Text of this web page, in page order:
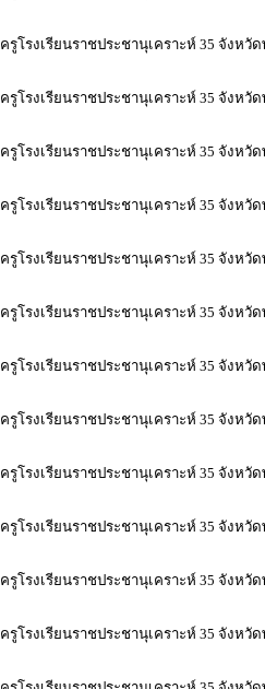
ครูโรงเรียนราชประชานุเคราะห์ 35 จังหวัด
ครูโรงเรียนราชประชานุเคราะห์ 35 จังหวัด
ครูโรงเรียนราชประชานุเคราะห์ 35 จังหวัด
ครูโรงเรียนราชประชานุเคราะห์ 35 จังหวัด
ครูโรงเรียนราชประชานุเคราะห์ 35 จังหวัด
ครูโรงเรียนราชประชานุเคราะห์ 35 จังหวัด
ครูโรงเรียนราชประชานุเคราะห์ 35 จังหวัด
ครูโรงเรียนราชประชานุเคราะห์ 35 จังหวัด
ครูโรงเรียนราชประชานุเคราะห์ 35 จังหวัด
ครูโรงเรียนราชประชานุเคราะห์ 35 จังหวัด
ครูโรงเรียนราชประชานุเคราะห์ 35 จังหวัด
ครูโรงเรียนราชประชานุเคราะห์ 35 จังหวัด